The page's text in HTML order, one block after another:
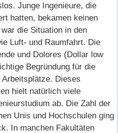
Junge Ingenieure, die
hatten, bekamen keinen
die Situation in den
Luft- und Raumfahrt. Die
und Dolores (Dollar low
Begründung für die
Dieses
hielt natürlich viele
ab. Die Zahl der
Unis und Hochschulen ging
In manchen Fakultäten